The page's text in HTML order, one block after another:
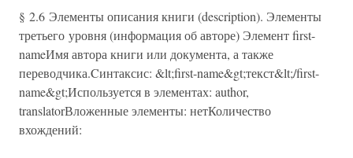
§ 2.6 Элементы описания книги (description). Элементы
третьего уровня (информация об авторе) Элемент first-
nameИмя автора книги или документа, а также
переводчика.Cинтаксис: &lt;first-name&gt;текст&lt;/first-
name&gt;Используется в элементах: author,
translatorВложенные элементы: нетКоличество
вхождений: